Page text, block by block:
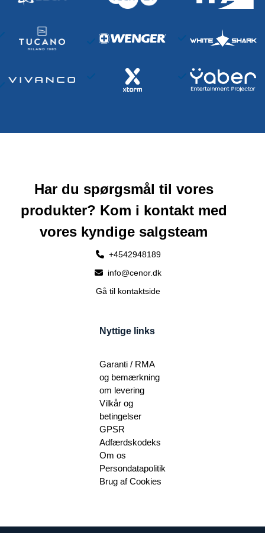
Har du spørgsmål til vores
produkter? Kom i kontakt med
vores kyndige salgsteam
+4542948189
info@cenor.dk
Gå til kontaktside
Nyttige links
Garanti / RMA
og bemærkning
om levering
Vilkår og
betingelser
GPSR
Adfærdskodeks
Om os
Persondatapolitik
Brug af Cookies